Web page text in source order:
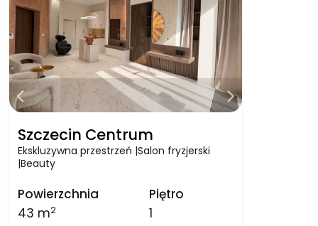
Szczecin Centrum
Ekskluzywna przestrzeń |Salon fryzjerski
|Beauty
Powierzchnia
43 m2
Piętro
1